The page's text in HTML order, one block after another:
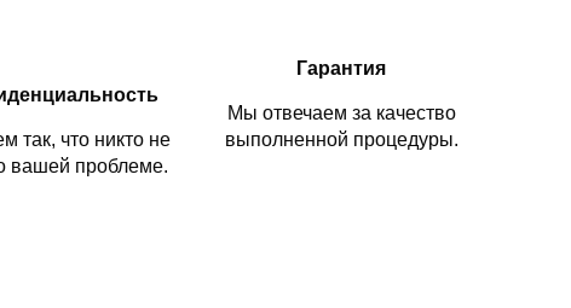
так, что никто не
вашей проблеме.
Гарантия
Мы отвечаем за качество
выполненной процедуры.